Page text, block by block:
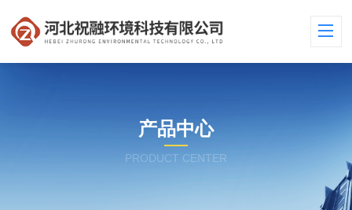
产品中心
PRODUCT CENTER